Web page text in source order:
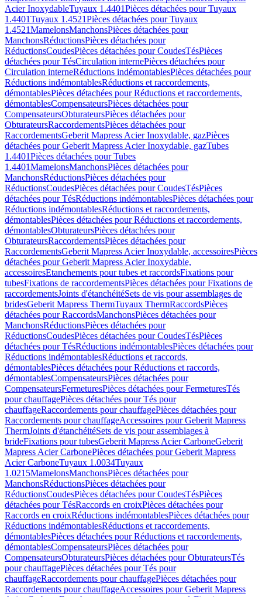
Acier InoxydableTuyaux 1.4401Pièces détachées pour Tuyaux
1.4401Tuyaux 1.4521Pièces détachées pour Tuyaux
1.4521MamelonsManchonsPièces détachées pour
ManchonsRéductionsPièces détachées pour
RéductionsCoudesPièces détachées pour CoudesTésPièces
détachées pour TésCirculation internePièces détachées pour
Circulation interneRéductions indémontablesPièces détachées pour
Réductions indémontablesRéductions et raccordements,
démontablesPièces détachées pour Réductions et raccordements,
démontablesCompensateursPièces détachées pour
CompensateursObturateursPièces détachées pour
ObturateursRaccordementsPièces détachées pour
RaccordementsGeberit Mapress Acier Inoxydable, gazPièces
détachées pour Geberit Mapress Acier Inoxydable, gazTubes
1.4401Pièces détachées pour Tubes
1.4401MamelonsManchonsPièces détachées pour
ManchonsRéductionsPièces détachées pour
RéductionsCoudesPièces détachées pour CoudesTésPièces
détachées pour TésRéductions indémontablesPièces détachées pour
Réductions indémontablesRéductions et raccordements,
démontablesPièces détachées pour Réductions et raccordements,
démontablesObturateursPièces détachées pour
ObturateursRaccordementsPièces détachées pour
RaccordementsGeberit Mapress Acier Inoxydable, accessoiresPièces
détachées pour Geberit Mapress Acier Inoxydable,
accessoiresEtanchements pour tubes et raccordsFixations pour
tubesFixations de raccordementsPièces détachées pour Fixations de
raccordementsJoints d'étanchéitéSets de vis pour assemblages de
bridesGeberit Mapress ThermTuyaux ThermRaccordsPièces
détachées pour RaccordsManchonsPièces détachées pour
ManchonsRéductionsPièces détachées pour
RéductionsCoudesPièces détachées pour CoudesTésPièces
détachées pour TésRéductions indémontablesPièces détachées pour
Réductions indémontablesRéductions et raccords,
démontablesPièces détachées pour Réductions et raccords,
démontablesCompensateursPièces détachées pour
CompensateursFermeturesPièces détachées pour FermeturesTés
pour chauffagePièces détachées pour Tés pour
chauffageRaccordements pour chauffagePièces détachées pour
Raccordements pour chauffageAccessoires pour Geberit Mapress
ThermJoints d'étanchéitéSets de vis pour assemblages à
brideFixations pour tubesGeberit Mapress Acier CarboneGeberit
Mapress Acier CarbonePièces détachées pour Geberit Mapress
Acier CarboneTuyaux 1.0034Tuyaux
1.0215MamelonsManchonsPièces détachées pour
ManchonsRéductionsPièces détachées pour
RéductionsCoudesPièces détachées pour CoudesTésPièces
détachées pour TésRaccords en croixPièces détachées pour
Raccords en croixRéductions indémontablesPièces détachées pour
Réductions indémontablesRéductions et raccordements,
démontablesPièces détachées pour Réductions et raccordements,
démontablesCompensateursPièces détachées pour
CompensateursObturateursPièces détachées pour ObturateursTés
pour chauffagePièces détachées pour Tés pour
chauffageRaccordements pour chauffagePièces détachées pour
Raccordements pour chauffageAccessoires pour Geberit Mapress